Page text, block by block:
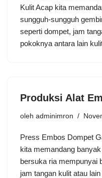
Kulit Acap kita
sungguh-sungguh
seperti dompet, jam
pokoknya antara lain
Produksi Alat
oleh adminimron
Press Embos Dompet
kita memandang
bersuka ria mempunyai
jam tangan kulit atau